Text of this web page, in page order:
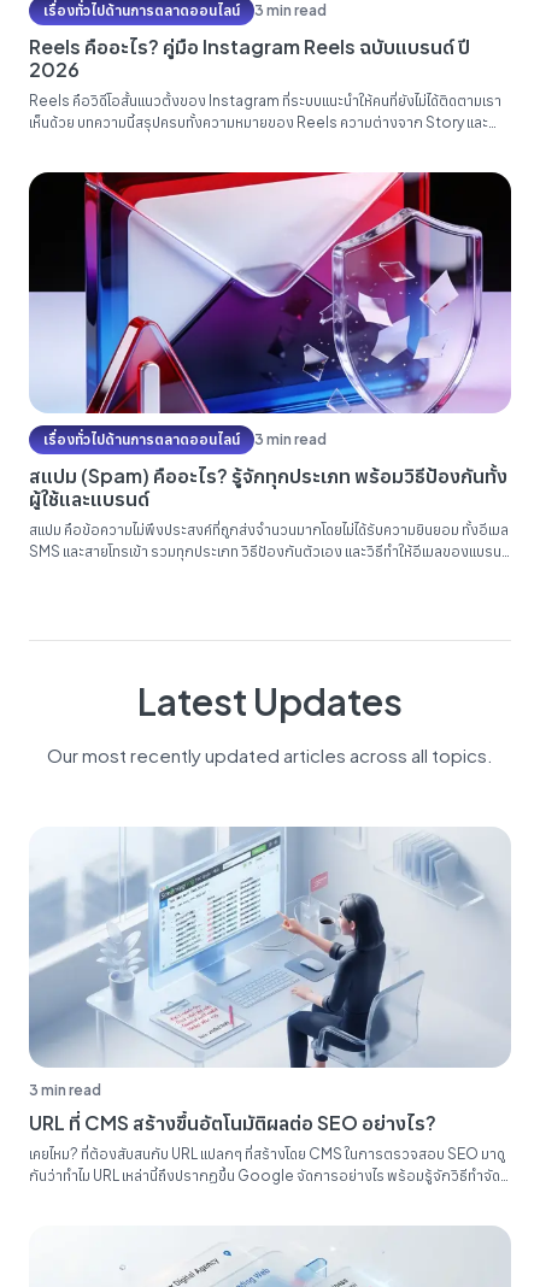
เรื่องทั่วไปด้านการตลาดออนไลน์ 3 min read
Reels คืออะไร? คู่มือ Instagram Reels ฉบับแบรนด์ ปี
2026
Reels คือวิดีโอสั้นแนวตั้งของ Instagram ที่ระบบแนะนำให้คนที่ยังไม่ได้ติดตามเรา
เห็นด้วย บทความนี้สรุปครบทั้งความหมายของ Reels ความต่างจาก Story และ
เรื่องทั่วไปด้านการตลาดออนไลน์ 3 min read
สแปม (Spam) คืออะไร? รู้จักทุกประเภท พร้อมวิธีป้องกันทั้ง
ผู้ใช้และแบรนด์
สแปม คือข้อความไม่พึงประสงค์ที่ถูกส่งจำนวนมากโดยไม่ได้รับความยินยอม ทั้งอีเมล
SMS และสายโทรเข้า รวมทุกประเภท วิธีป้องกันตัวเอง และวิธีทำให้อีเมลของแบรนด์
Latest Updates
Our most recently updated articles across all topics.
3 min read
URL ที่ CMS สร้างขึ้นอัตโนมัติผลต่อ SEO อย่างไร?
เคยไหม? ที่ต้องสับสนกับ URL แปลกๆ ที่สร้างโดย CMS ในการตรวจสอบ SEO มาดู
กันว่าทำไม URL เหล่านี้ถึงปรากฏขึ้น Google จัดการอย่างไร พร้อมรู้จักวิธีทำจัด